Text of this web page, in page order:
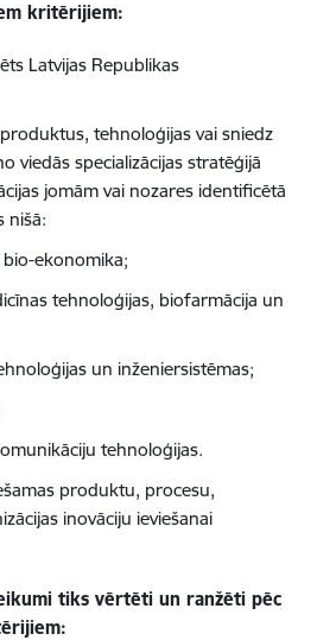
kritērijiem:
Latvijas Republikas
tehnoloģijas vai sniedz
viedās specializācijas stratēģijā
jomām vai nozares identificētā
nišā:
ekonomika;
tehnoloģijas, biofarmācija un
un inženiersistēmas;
tehnoloģijas.
produktu, procesu,
inovāciju ieviešanai
tiks vērtēti un ranžēti pēc